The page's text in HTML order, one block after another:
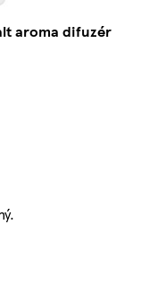
aroma difuzér